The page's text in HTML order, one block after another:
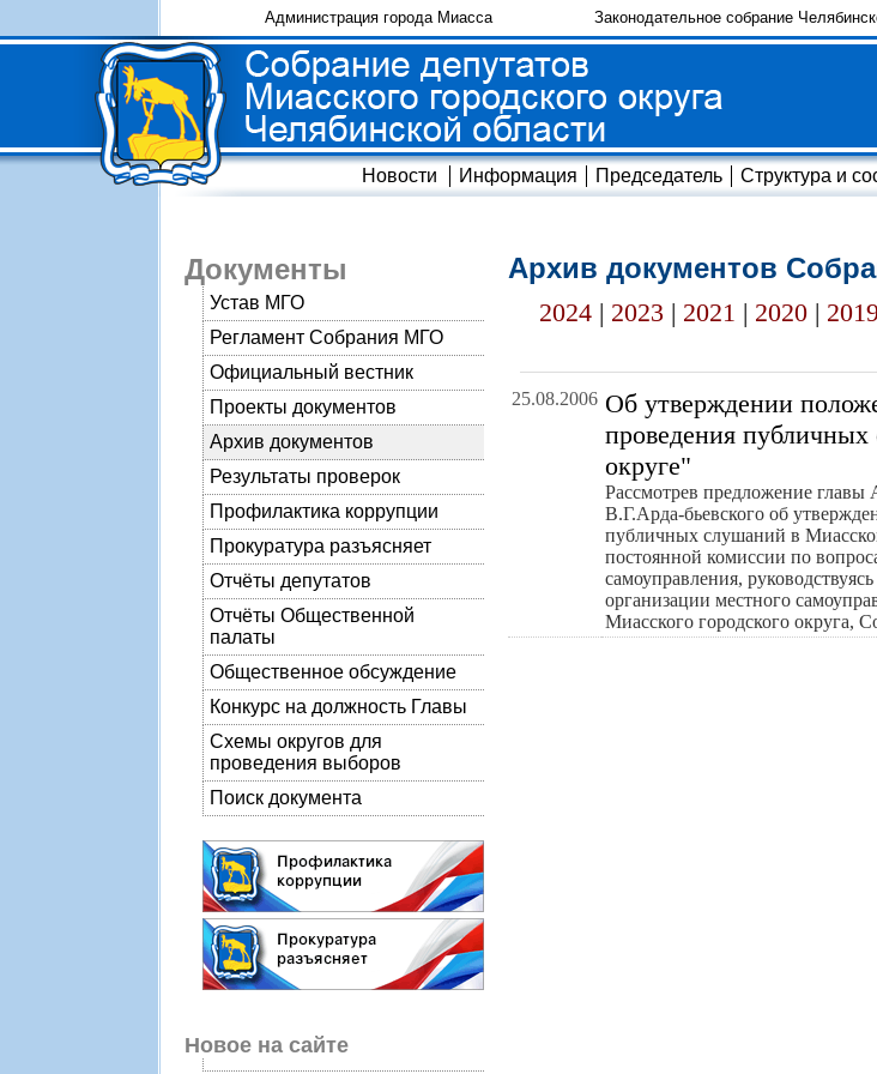
Администрация города Миасса Законодательное собрание
Новости Информация Председатель Структура и
Документы
Устав МГО
Регламент Собрания МГО
Официальный вестник
Проекты документов
Архив документов
Результаты проверок
Профилактика коррупции
Прокуратура разъясняет
Отчёты депутатов
Отчёты Общественной
палаты
Общественное обсуждение
Конкурс на должность Главы
Схемы округов для
проведения выборов
Поиск документа
Новое на сайте
Архив документов
2024 | 2023 | 2021 | 2020 | 2019
25.08.2006 Об утверждении
проведе­ния
округе"
Рассмотрев предложение главы
В.Г.Арда-бьевского об
публичных слушаний в
постоянной комиссии по
самоуправления,
организации местного
Миасского городского округа,